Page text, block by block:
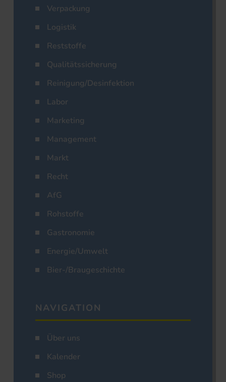
Verpackung
Logistik
Reststoffe
Qualitätssicherung
Reinigung/Desinfektion
Labor
Marketing
Management
Markt
Recht
AfG
Rohstoffe
Gastronomie
Energie/Umwelt
Bier-/Braugeschichte
NAVIGATION
Über uns
Kalender
Shop